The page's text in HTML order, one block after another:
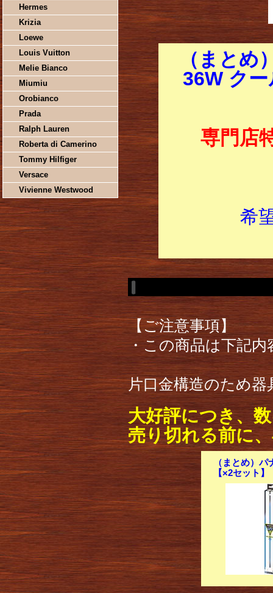
Hermes
Krizia
Loewe
Louis Vuitton
Melie Bianco
Miumiu
Orobianco
Prada
Ralph Lauren
Roberta di Camerino
Tommy Hilfiger
Versace
Vivienne Westwood
（まと
36W ク
専門店
希
【ご注意事項】
・この商品は下記
片口金構造のため
大好評につき、
売り切れる前に
（まとめ）
【×2セット】